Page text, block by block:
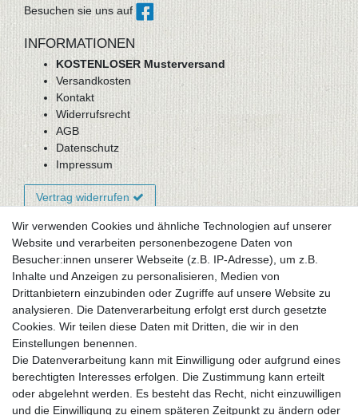
Besuchen sie uns auf
INFORMATIONEN
KOSTENLOSER Musterversand
Versandkosten
Kontakt
Widerrufsrecht
AGB
Datenschutz
Impressum
Vertrag widerrufen
Newsletter-Anmeldung
FAQ / Fragen
Mein Warenkorb
Mein Merkzettel
Mein Konto
UNSER LADENGESCHÄFT
Gottlieb-Daimler-Str. 10
33334 Gütersloh
Wir verwenden Cookies und ähnliche Technologien auf unserer
Website und verarbeiten personenbezogene Daten von
Besucher:innen unserer Webseite (z.B. IP-Adresse), um z.B.
Inhalte und Anzeigen zu personalisieren, Medien von
Drittanbietern einzubinden oder Zugriffe auf unsere Website zu
analysieren. Die Datenverarbeitung erfolgt erst durch gesetzte
Cookies. Wir teilen diese Daten mit Dritten, die wir in den
Einstellungen benennen.
Die Datenverarbeitung kann mit Einwilligung oder aufgrund eines
berechtigten Interesses erfolgen. Die Zustimmung kann erteilt
oder abgelehnt werden. Es besteht das Recht, nicht einzuwilligen
und die Einwilligung zu einem späteren Zeitpunkt zu ändern oder